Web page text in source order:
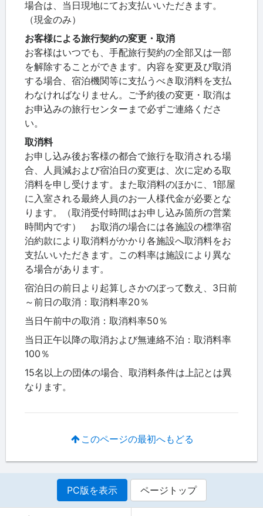
場合は、当日現地にてお支払いいただきます。
（現金のみ）
お客様による旅行契約の変更・取消
お客様はいつでも、手配旅行契約の全部又は一部
を解除することができます。内容を変更及び取消
する場合、宿泊機関等に支払うべき取消料を支払
わなければなりません。ご予約後の変更・取消は
お申込みの旅行センターまで必ずご連絡くださ
い。
取消料
お申し込み後お客様の都合で旅行を取消される場
合、人員減および宿泊日の変更は、次に定める取
消料を申し受けます。また取消料のほかに、1部屋
に入室される最終人員のお一人様代金が必要とな
ります。（取消受付時間はお申し込み箇所の営業
時間内です） お取消の場合には各施設の標準宿
泊約款により取消料がかかり各施設へ取消料をお
支払いいただきます。この料率は施設により異な
る場合があります。
宿泊日の前日より起算しさかのぼって数え、3日前
～前日の取消：取消料率20％
当日午前中の取消：取消料率50％
当日正午以降の取消および無連絡不泊：取消料率
100％
15名以上の団体の場合、取消料条件は上記とは異
なります。
このページの最初へもどる
PC版を表示 ページトップ